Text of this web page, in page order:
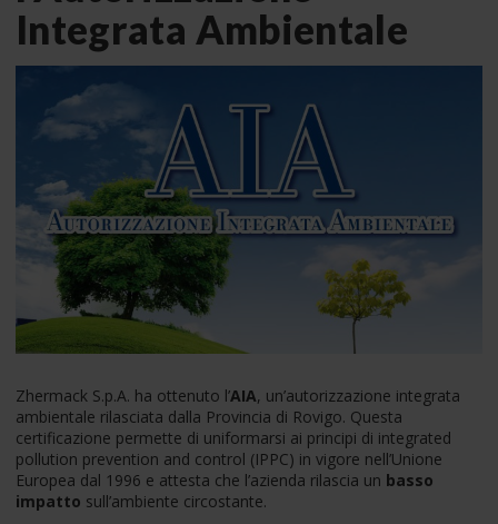
Integrata Ambientale
Zhermack S.p.A. ha ottenuto l’AIA, un’autorizzazione integrata
ambientale rilasciata dalla Provincia di Rovigo. Questa
certificazione permette di uniformarsi ai principi di integrated
pollution prevention and control (IPPC) in vigore nell’Unione
Europea dal 1996 e attesta che l’azienda rilascia un basso
impatto sull’ambiente circostante.